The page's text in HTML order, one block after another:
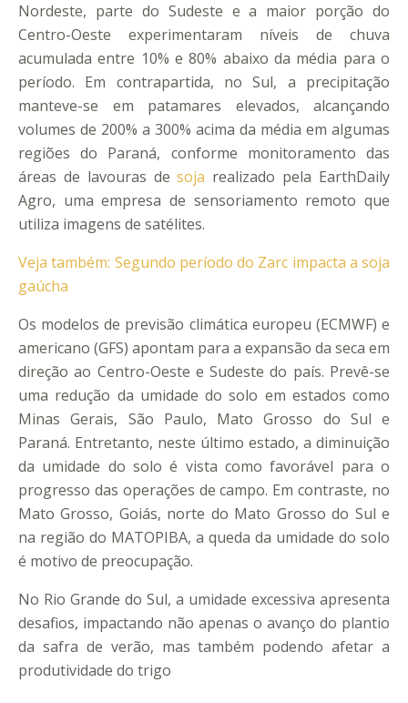
Nordeste, parte do Sudeste e a maior porção do
Centro-Oeste experimentaram níveis de chuva
acumulada entre 10% e 80% abaixo da média para o
período. Em contrapartida, no Sul, a precipitação
manteve-se em patamares elevados, alcançando
volumes de 200% a 300% acima da média em algumas
regiões do Paraná, conforme monitoramento das
áreas de lavouras desoja realizado pela EarthDaily
Agro, uma empresa de sensoriamento remoto que
utiliza imagens de satélites.
Veja também: Segundo período do Zarc impacta a soja
gaúcha
Os modelos de previsão climática europeu (ECMWF) e
americano (GFS) apontam para a expansão da seca em
direção ao Centro-Oeste e Sudeste do país. Prevê-se
uma redução da umidade do solo em estados como
Minas Gerais, São Paulo, Mato Grosso do Sul e
Paraná. Entretanto, neste último estado, a diminuição
da umidade do solo é vista como favorável para o
progresso das operações de campo. Em contraste, no
Mato Grosso, Goiás, norte do Mato Grosso do Sul e
na região do MATOPIBA, a queda da umidade do solo
é motivo de preocupação.
No Rio Grande do Sul, a umidade excessiva apresenta
desafios, impactando não apenas o avanço do plantio
da safra de verão, mas também podendo afetar a
produtividade do trigo